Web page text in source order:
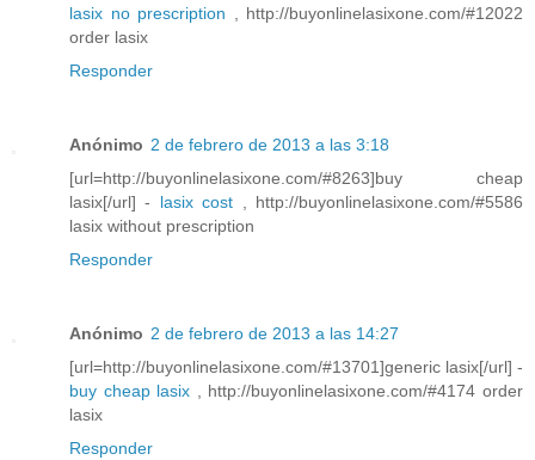
lasix no prescription , http://buyonlinelasixone.com/#12022
order lasix
Responder
Anónimo 2 de febrero de 2013 a las 3:18
[url=http://buyonlinelasixone.com/#8263]buy cheap
lasix[/url] - lasix cost , http://buyonlinelasixone.com/#5586
lasix without prescription
Responder
Anónimo 2 de febrero de 2013 a las 14:27
[url=http://buyonlinelasixone.com/#13701]generic lasix[/url] -
buy cheap lasix , http://buyonlinelasixone.com/#4174 order
lasix
Responder